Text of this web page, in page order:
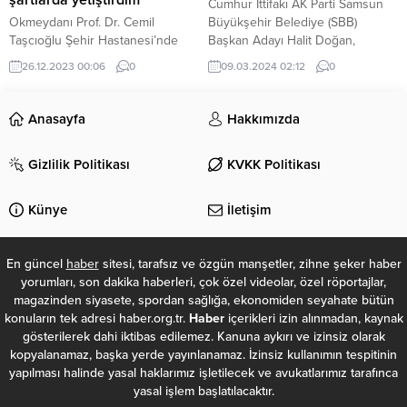
Dikmen’in yaptığı, kadın
girişimcilerin hikayelerini...
Okmeydanı Prof. Dr. Cemil
Taşcıoğlu Şehir Hastanesi’nde
görevli asistan doktorun darp
edilmesi, meslektaşları tarafından
26.12.2023 00:06 0
Cumhur İttifakı AK Parti Samsun
Büyükşehir Belediye (SBB)
Başkan Adayı Halit Doğan,
düzenlediği lansman ile
projelerini tanıttı.
09.03.2024 02:12 0
Anasayfa Hakkımızda
Gizlilik Politikası KVKK Politikası
Künye İletişim
En güncel habersitesi, tarafsız ve özgün manşetler, zihne şeker haber
yorumları, son dakika haberleri, çok özel videolar, özel röportajlar,
magazinden siyasete, spordan sağlığa, ekonomiden seyahate bütün
konuların tek adresi haber.org.tr. Haberiçerikleri izin alınmadan, kaynak
gösterilerek dahi iktibas edilemez. Kanuna aykırı ve izinsiz olarak
kopyalanamaz, başka yerde yayınlanamaz. İzinsiz kullanımın tespitinin
yapılması halinde yasal haklarımız işletilecek ve avukatlarımız tarafınca
yasal işlem başlatılacaktır.